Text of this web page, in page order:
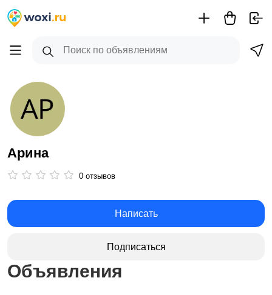
Арина
0 отзывов
Написать
Подписаться
Объявления